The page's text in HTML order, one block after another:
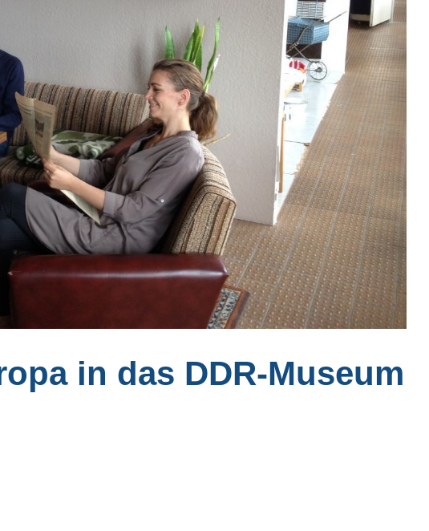
in das DDR-Museum